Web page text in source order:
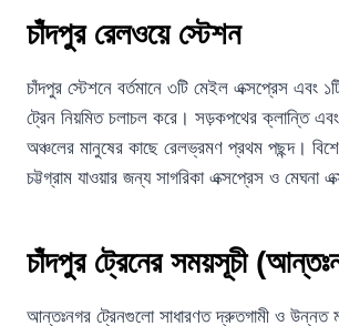
চাঁদপুর রেলওয়ে স্টেশন
চাঁদপুর স্টেশনে বর্তমানে ৩টি মেইল এক্সপ্রেস এবং
ট্রেন নিয়মিত চলাচল করে। সড়কপথের ক্লান্তি
অঞ্চলের মানুষের কাছে রেলভ্রমণ প্রথম পছন্দ।
চট্টগ্রাম যাওয়ার জন্য সাগরিকা এক্সপ্রেস ও মেঘনা
চাঁদপুর ট্রেনের সময়সূচী
আন্তঃনগর ট্রেনগুলো সাধারণত দ্রুতগামী ও উন্নত